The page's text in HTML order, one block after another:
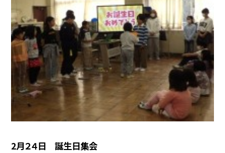
2月２４日 誕生日集会